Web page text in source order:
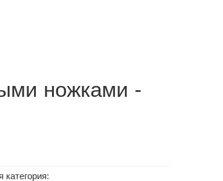
ножками -
категория: